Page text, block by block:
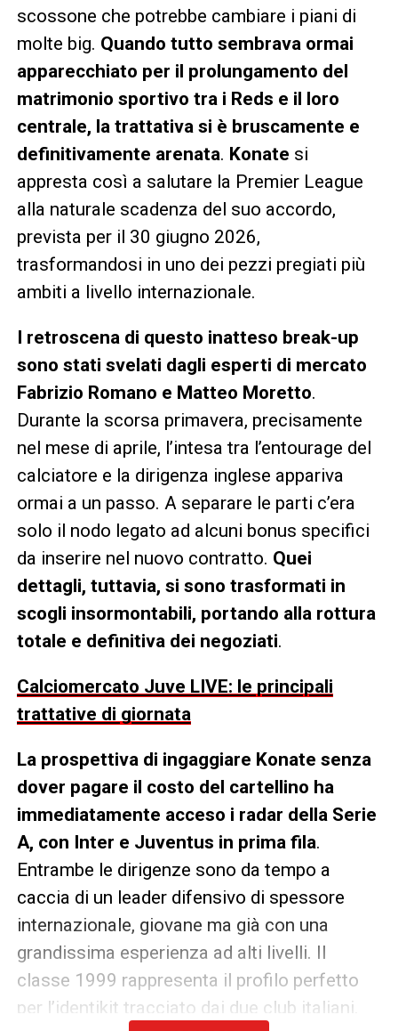
scossone che potrebbe cambiare i piani di
molte big. Quando tutto sembrava ormai
apparecchiato per il prolungamento del
matrimonio sportivo tra i Reds e il loro
centrale, la trattativa si è bruscamente e
definitivamente arenata. Konate si
appresta così a salutare la Premier League
alla naturale scadenza del suo accordo,
prevista per il 30 giugno 2026,
trasformandosi in uno dei pezzi pregiati più
ambiti a livello internazionale.
I retroscena di questo inatteso break-up
sono stati svelati dagli esperti di mercato
Fabrizio Romano e Matteo Moretto.
Durante la scorsa primavera, precisamente
nel mese di aprile, l’intesa tra l’entourage del
calciatore e la dirigenza inglese appariva
ormai a un passo. A separare le parti c’era
solo il nodo legato ad alcuni bonus specifici
da inserire nel nuovo contratto. Quei
dettagli, tuttavia, si sono trasformati in
scogli insormontabili, portando alla rottura
totale e definitiva dei negoziati.
Calciomercato Juve LIVE: le principali
trattative di giornata
La prospettiva di ingaggiare Konate senza
dover pagare il costo del cartellino ha
immediatamente acceso i radar della Serie
A, con Inter e Juventus in prima fila.
Entrambe le dirigenze sono da tempo a
caccia di un leader difensivo di spessore
internazionale, giovane ma già con una
grandissima esperienza ad alti livelli. Il
classe 1999 rappresenta il profilo perfetto
per l’identikit tracciato dai due club italiani.